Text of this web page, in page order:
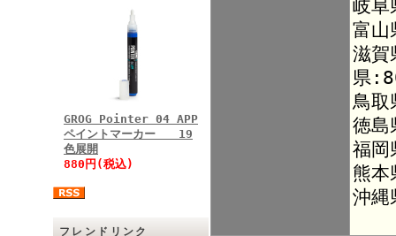
GROG Pointer 04 APP
ペイントマーカー 19
色展開
880円(税込)
フレンドリンク
岐
富
滋
県
鳥
徳
福
熊
沖縄